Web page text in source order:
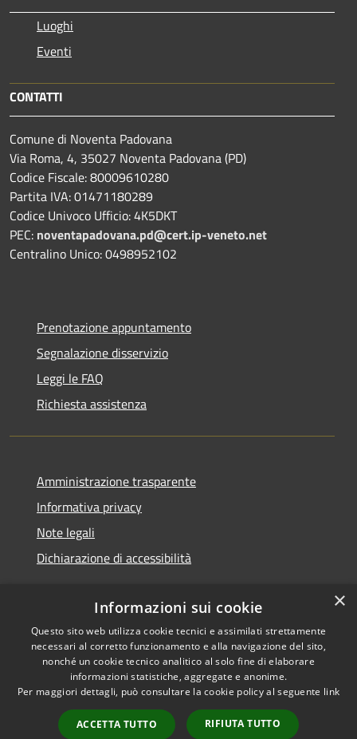
Luoghi
Eventi
CONTATTI
Comune di Noventa Padovana
Via Roma, 4, 35027 Noventa Padovana (PD)
Codice Fiscale: 80009610280
Partita IVA: 01471180289
Codice Univoco Ufficio: 4K5DKT
PEC: noventapadovana.pd@cert.ip-veneto.net
Centralino Unico: 0498952102
Prenotazione appuntamento
Segnalazione disservizio
Leggi le FAQ
Richiesta assistenza
Amministrazione trasparente
Informativa privacy
Note legali
Dichiarazione di accessibilità
RSS
Accessibilità
Cookie
Mappa del sito
Copyright © 2026 • Comune di
Noventa Padovana • Powered
byMunicipium•
redazione
×
Informazioni sui cookie
Questo sito web utilizza cookie tecnici e assimilati strettamente
necessari al corretto funzionamento e alla navigazione del sito,
nonché un cookie tecnico analitico al solo fine di elaborare
informazioni statistiche, aggregate e anonime.
Per maggiori dettagli, può consultare la cookie policy al seguente link
ACCETTA TUTTO RIFIUTA TUTTO